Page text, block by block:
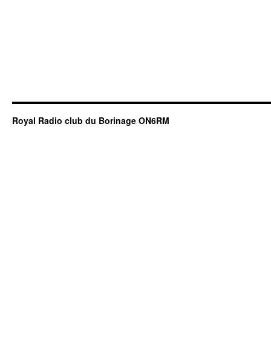
Royal Radio club du Borinage ON6RM